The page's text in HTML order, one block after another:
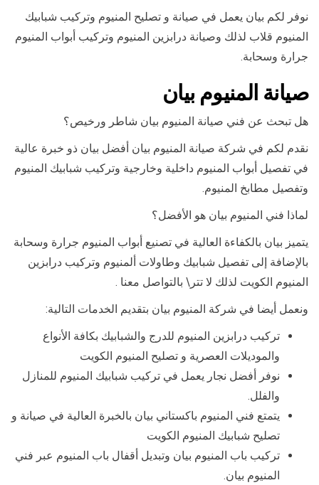
نوفر لكم بيان يعمل في صيانة و تصليح المنيوم وتركيب شبابيك
المنيوم قلاب لذلك وصيانة درابزين المنيوم وتركيب أبواب المنيوم
جرارة وسحابة.
صيانة المنيوم بيان
هل تبحث عن فني صيانة المنيوم بيان شاطر ورخيص؟
نقدم لكم في شركة صيانة المنيوم بيان أفضل بيان ذو خبرة عالية
في تفصيل أبواب المنيوم داخلية وخارجية وتركيب شبابيك المنيوم
وتفصيل مطابخ المنيوم.
لماذا فني المنيوم بيان هو الأفضل؟
يتميز بيان بالكفاءة العالية في تصنيع أبواب المنيوم جرارة وسحابة
بالإضافة إلى تفصيل شبابيك وطاولات ألمنيوم وتركيب درابزين
المنيوم الكويت لذلك لا تتر\ بالتواصل معنا .
ونعمل أيضا في شركة المنيوم بيان بتقديم الخدمات التالية:
تركيب درابزين المنيوم للدرج والشبابيك بكافة الأنواع
والموديلات العصرية و تصليح المنيوم الكويت
نوفر أفضل نجار يعمل في تركيب شبابيك المنيوم للمنازل
والفلل.
يتمتع فني المنيوم باكستاني بيان بالخبرة العالية في صيانة و
تصليح شبابيك المنيوم الكويت
تركيب باب المنيوم بيان وتبديل أقفال باب المنيوم عبر فني
المنيوم بيان.